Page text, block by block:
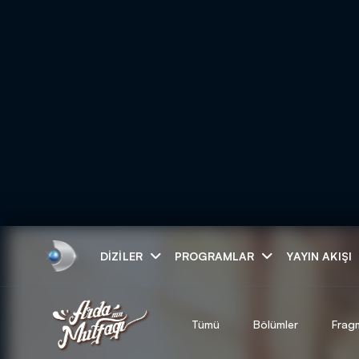
DIZILER PROGRAMLAR YAYIN AKIŞI
Tümü Bölümler